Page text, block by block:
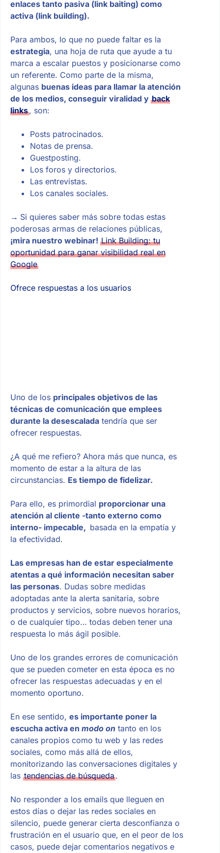
enlaces tanto pasiva (link baiting) como
activa (link building).
Para ambos, lo que no puede faltar es la
estrategia, una hoja de ruta que ayude a tu
marca a escalar puestos y posicionarse como
un referente. Como parte de la misma,
algunas buenas ideas para llamar la atención
de los medios, conseguir viralidad y back
links, son:
Posts patrocinados.
Notas de prensa.
Guestposting.
Los foros y directorios.
Las entrevistas.
Los canales sociales.
→ Si quieres saber más sobre todas estas
poderosas armas de relaciones públicas,
¡mira nuestro webinar! Link Building: tu
oportunidad para ganar visibilidad real en
Google
Ofrece respuestas a los usuarios
Uno de los principales objetivos de las
técnicas de comunicación que emplees
durante la desescaladatendría que ser
ofrecer respuestas.
¿A qué me refiero? Ahora más que nunca, es
momento de estar a la altura de las
circunstancias. Es tiempo de fidelizar.
Para ello, es primordial proporcionar una
atención al cliente -tanto externo como
interno- impecable, basada en la empatía y
la efectividad.
Las empresas han de estar especialmente
atentas a qué información necesitan saber
las personas. Dudas sobre medidas
adoptadas ante la alerta sanitaria, sobre
productos y servicios, sobre nuevos horarios,
o de cualquier tipo… todas deben tener una
respuesta lo más ágil posible.
Uno de los grandes errores de comunicación
que se pueden cometer en esta época es no
ofrecer las respuestas adecuadas y en el
momento oportuno.
En ese sentido, es importante poner la
escucha activa en modo ontanto en los
canales propios como tu web y las redes
sociales, como más allá de ellos,
monitorizando las conversaciones digitales y
las tendencias de búsqueda.
No responder a los emails que lleguen en
estos días o dejar las redes sociales en
silencio, puede generar cierta desconfianza o
frustración en el usuario que, en el peor de los
casos, puede dejar comentarios negativos e